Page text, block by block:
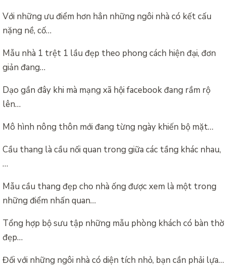
Với những ưu điểm hơn hẳn những ngôi nhà có kết cấu
nặng nề, cố…
Mẫu nhà 1 trệt 1 lầu đẹp theo phong cách hiện đại, đơn
giản đang…
Dạo gần đây khi mà mạng xã hội facebook đang rầm rộ
lên…
Mô hình nông thôn mới đang từng ngày khiến bộ mặt…
Cầu thang là cầu nối quan trong giữa các tầng khác nhau,
…
Mẫu cầu thang đẹp cho nhà ống được xem là một trong
những điểm nhấn quan…
Tổng hợp bộ sưu tập những mẫu phòng khách có bàn thờ
đẹp…
Đối với những ngôi nhà có diện tích nhỏ, bạn cần phải lựa…